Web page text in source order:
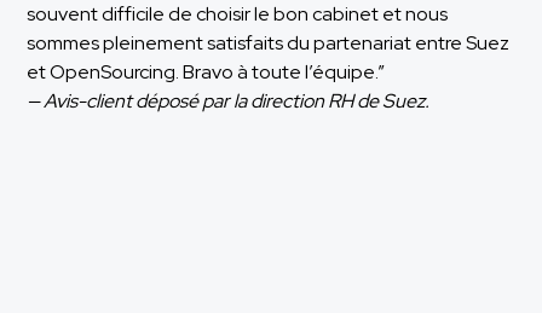
souvent difficile de choisir le bon cabinet et nous
sommes pleinement satisfaits du partenariat entre Suez
et OpenSourcing. Bravo à toute l’équipe.”
— Avis-client déposé par la direction RH de Suez.